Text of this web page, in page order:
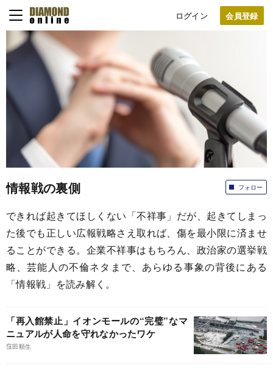
ログイン
フォロー
情報戦の裏側
できれば起きてほしくない「不祥事」だが、起きてしまっ
た後でも正しい広報戦略さえ取れば、傷を最小限に済ませ
ることができる。企業不祥事はもちろん、政治家の選挙戦
略、芸能人の不倫ネタまで、あらゆる事象の背後にある
「情報戦」を読み解く。
「再入館禁止」イオンモールの“完璧”なマ
ニュアルが人命を守れなかったワケ
窪田順生